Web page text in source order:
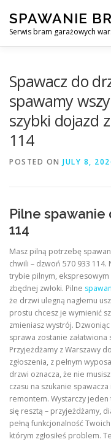
content
SPAWANIE
Serwis bram garażowych
AWARYJNE
Spawacz do
spawamy
szybki dojazd
114
POSTED ON JULY 8,
Pilne spawanie
114
Masz pilną potrzebę
chwili – dzwoń 570 933 114.
trybie pilnym,
zbędnej zwłoki. Pilne
że drzwi ulegną nagłemu
prostu chcesz je wymienić
zmieniasz wystrój.
sprawa zostanie
Przyjeżdżamy z Warszawy
zgłoszenia, z pełnym
drzwi oznacza, że nie
czasu na szukanie
remontem. Wystarczy
się resztą – przyjeżdżamy,
pełną funkcjonalność
którym zgłosiłeś problem.